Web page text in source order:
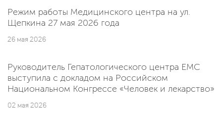
Режим работы Медицинского центра на ул.
Щепкина 27 мая 2026 года
26 мая 2026
Руководитель Гепатологического центра EMC
выступила с докладом на Российском
Национальном Конгрессе «Человек и лекарство»
02 мая 2026